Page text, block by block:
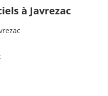
à Javrezac